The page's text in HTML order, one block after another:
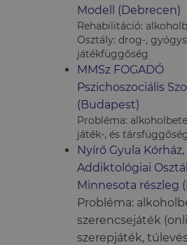
Modell (Debrecen)
Rehabilitáció:
Osztály: drog-,
játékfüggőség
MMSz FOGADÓ
Pszichoszociális
(Budapest)
Probléma:
játék-, és társfüggőség
Nyírő Gyula Kórház,
Addiktológiai
Minnesota részleg
Probléma:
szerencsejáték
szerepjáték,